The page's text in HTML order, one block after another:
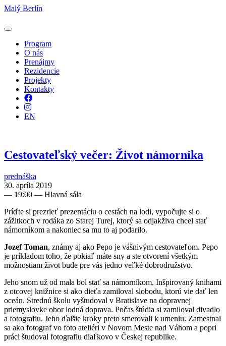
Malý Berlín
Program
O nás
Prenájmy
Rezidencie
Projekty
Kontakty
Facebook
Instagram
EN
Cestovateľský večer: Život námorníka
prednáška
30. apríla 2019
— 19:00 — Hlavná sála
Príďte si prezrieť prezentáciu o cestách na lodi, vypočujte si o
zážitkoch v rodáka zo Starej Turej, ktorý sa odjakživa chcel stať
námorníkom a nakoniec sa mu to aj podarilo.
Jozef Toman, známy aj ako Pepo je vášnivým cestovateľom. Pepo
je príkladom toho, že pokiaľ máte sny a ste otvorení všetkým
možnostiam život bude pre vás jedno veľké dobrodružstvo.
Jeho snom už od mala bol stať sa námorníkom. Inšpirovaný knihami
z otcovej knižnice si ako dieťa zamiloval slobodu, ktorú vie dať len
oceán. Strednú školu vyštudoval v Bratislave na dopravnej
priemyslovke obor lodná doprava. Počas štúdia si zamiloval divadlo
a fotografiu. Jeho ďalšie kroky preto smerovali k umeniu. Zamestnal
sa ako fotograf vo foto ateliéri v Novom Meste nad Váhom a popri
práci študoval fotografiu diaľkovo v Českej republike.